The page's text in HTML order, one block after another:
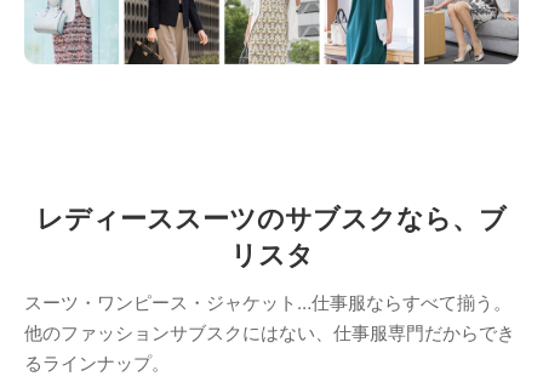
レディーススーツのサブスクなら、ブ
リスタ
スーツ・ワンピース・ジャケット…仕事服ならすべて揃う。
他のファッションサブスクにはない、仕事服専門だからでき
るラインナップ。